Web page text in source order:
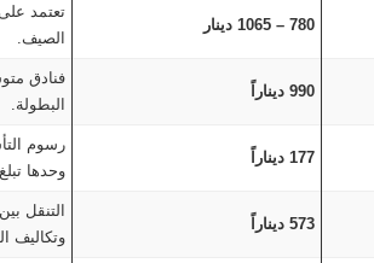
780 – 1065 دينار
تعتمد
الصيف.
990 ديناراً
فنادق
البطولة.
177 ديناراً
وحدها تبلغ
573 ديناراً
التنقل
وتكاليف